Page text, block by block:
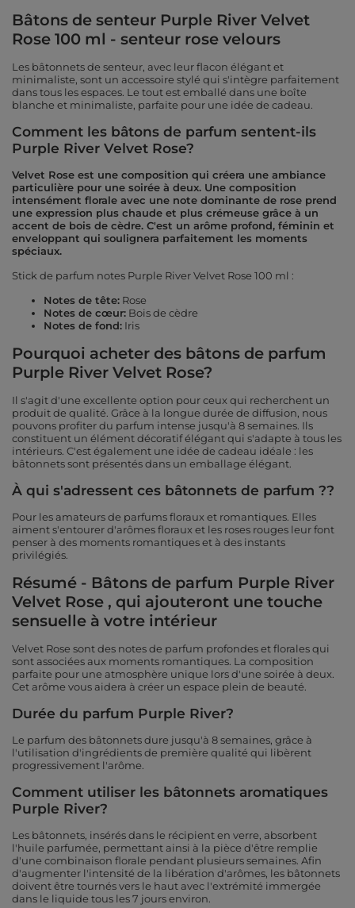
Bâtons de senteur Purple River Velvet
Rose 100 ml - senteur rose velours
Les bâtonnets de senteur, avec leur flacon élégant et
minimaliste, sont un accessoire stylé qui s'intègre parfaitement
dans tous les espaces. Le tout est emballé dans une boîte
blanche et minimaliste, parfaite pour une idée de cadeau.
Comment les bâtons de parfum sentent-ils
Purple River Velvet Rose?
Velvet Rose est une composition qui créera une ambiance
particulière pour une soirée à deux. Une composition
intensément florale avec une note dominante de rose prend
une expression plus chaude et plus crémeuse grâce à un
accent de bois de cèdre. C'est un arôme profond, féminin et
enveloppant qui soulignera parfaitement les moments
spéciaux.
Stick de parfum notes Purple River Velvet Rose 100 ml :
Notes de tête: Rose
Notes de cœur: Bois de cèdre
Notes de fond: Iris
Pourquoi acheter des bâtons de parfum
Purple River Velvet Rose?
Il s'agit d'une excellente option pour ceux qui recherchent un
produit de qualité. Grâce à la longue durée de diffusion, nous
pouvons profiter du parfum intense jusqu'à 8 semaines. Ils
constituent un élément décoratif élégant qui s'adapte à tous les
intérieurs. C'est également une idée de cadeau idéale : les
bâtonnets sont présentés dans un emballage élégant.
À qui s'adressent ces bâtonnets de parfum ??
Pour les amateurs de parfums floraux et romantiques. Elles
aiment s'entourer d'arômes floraux et les roses rouges leur font
penser à des moments romantiques et à des instants
privilégiés.
Résumé - Bâtons de parfum Purple River
Velvet Rose , qui ajouteront une touche
sensuelle à votre intérieur
Velvet Rose sont des notes de parfum profondes et florales qui
sont associées aux moments romantiques. La composition
parfaite pour une atmosphère unique lors d'une soirée à deux.
Cet arôme vous aidera à créer un espace plein de beauté.
Durée du parfum Purple River?
Le parfum des bâtonnets dure jusqu'à 8 semaines, grâce à
l'utilisation d'ingrédients de première qualité qui libèrent
progressivement l'arôme.
Comment utiliser les bâtonnets aromatiques
Purple River?
Les bâtonnets, insérés dans le récipient en verre, absorbent
l'huile parfumée, permettant ainsi à la pièce d'être remplie
d'une combinaison florale pendant plusieurs semaines. Afin
d'augmenter l'intensité de la libération d'arômes, les bâtonnets
doivent être tournés vers le haut avec l'extrémité immergée
dans le liquide tous les 7 jours environ.